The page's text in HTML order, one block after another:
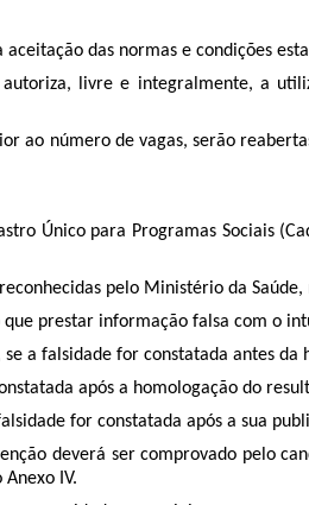
das normas e condições
livre e integralmente, a
ao número de vagas, serão
Único para Programas Sociais
pelo Ministério da
que prestar informação falsa com o
a falsidade for constatada antes da
após a homologação do
for constatada após a sua
deverá ser comprovado pelo
IV.